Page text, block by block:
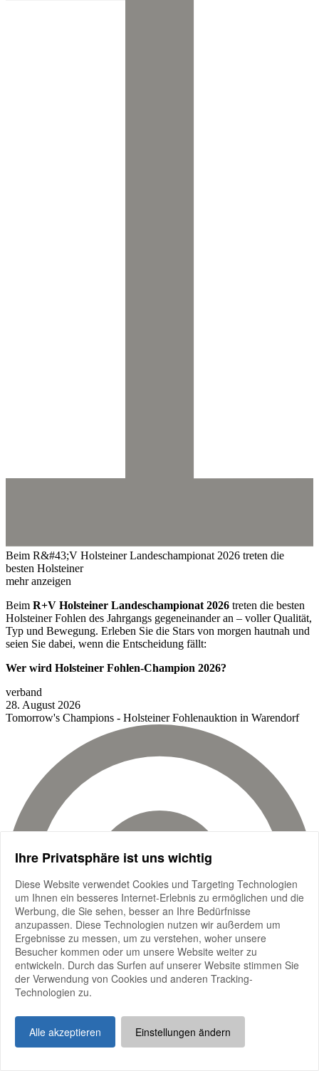
Beim R&#43;V Holsteiner Landeschampionat 2026 treten die
besten Holsteiner
mehr anzeigen
Beim R+V Holsteiner Landeschampionat 2026 treten die besten
Holsteiner Fohlen des Jahrgangs gegeneinander an – voller Qualität,
Typ und Bewegung. Erleben Sie die Stars von morgen hautnah und
seien Sie dabei, wenn die Entscheidung fällt:
Wer wird Holsteiner Fohlen-Champion 2026?
verband
28. August 2026
Tomorrow's Champions - Holsteiner Fohlenauktion in Warendorf
Ihre Privatsphäre ist uns wichtig
Diese Website verwendet Cookies und Targeting Technologien
um Ihnen ein besseres Internet-Erlebnis zu ermöglichen und die
Werbung, die Sie sehen, besser an Ihre Bedürfnisse
anzupassen. Diese Technologien nutzen wir außerdem um
Ergebnisse zu messen, um zu verstehen, woher unsere
Besucher kommen oder um unsere Website weiter zu
entwickeln. Durch das Surfen auf unserer Website stimmen Sie
der Verwendung von Cookies und anderen Tracking-
Technologien zu.
Alle akzeptieren Einstellungen ändern